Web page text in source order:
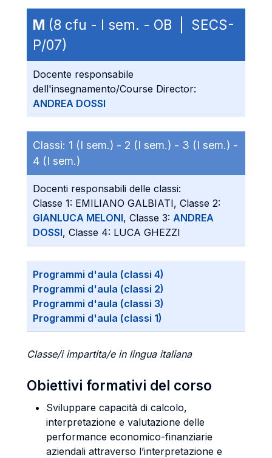
M (8 cfu - I sem. - OB | SECS-
P/07)
Docente responsabile
dell'insegnamento/Course Director:
ANDREA DOSSI
Classi: 1 (I sem.) - 2 (I sem.) - 3 (I sem.) -
4 (I sem.)
Docenti responsabili delle classi:
Classe 1: EMILIANO GALBIATI, Classe 2:
GIANLUCA MELONI, Classe 3: ANDREA
DOSSI, Classe 4: LUCA GHEZZI
Programmi d'aula (classi 4)
Programmi d'aula (classi 2)
Programmi d'aula (classi 3)
Programmi d'aula (classi 1)
Classe/i impartita/e in lingua italiana
Obiettivi formativi del corso
Sviluppare capacità di calcolo,
interpretazione e valutazione delle
performance economico-finanziarie
aziendali attraverso l’interpretazione e